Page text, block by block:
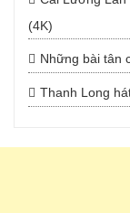
(4K)
Những bài tân
Thanh Long